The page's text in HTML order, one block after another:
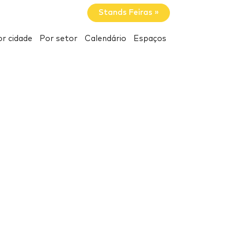
Stands Feiras »
cidade Por setor Calendário Espaços